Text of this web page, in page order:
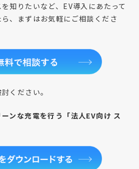
知りたいなど、EV導入にあたって
、まずはお気軽にご相談くださ
ください。
ンな充電を行う「法人EV向け ス